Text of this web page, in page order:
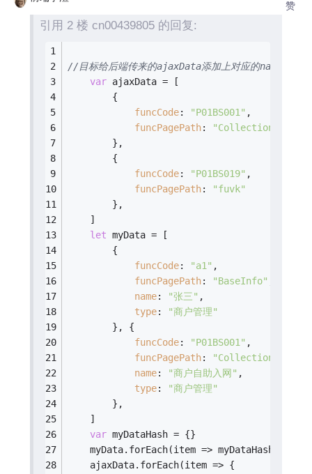
引用 2 楼 cn00439805 的回复:
//目标给后端传来的ajaxData添加上对应的name属性
var ajaxData = [
        {
funcCode: "P01BS001" ,
funcPagePath:
"Collection"
        },
        {
funcCode: "P01BS019" ,
funcPagePath:
"fuvk"
        },
    ]
let myData = [
        {
funcCode: "a1" ,
funcPagePath: "BaseInfo"
name: "张三" ,
type:
"商户管理"
        }, {
funcCode: "P01BS001" ,
funcPagePath: "Collection"
name: "商户自助入网" ,
type:
"商户管理"
        },
    ]
var myDataHash = {}
    myData.forEach(
item =>
    ajaxData.forEach(
item => {
赞